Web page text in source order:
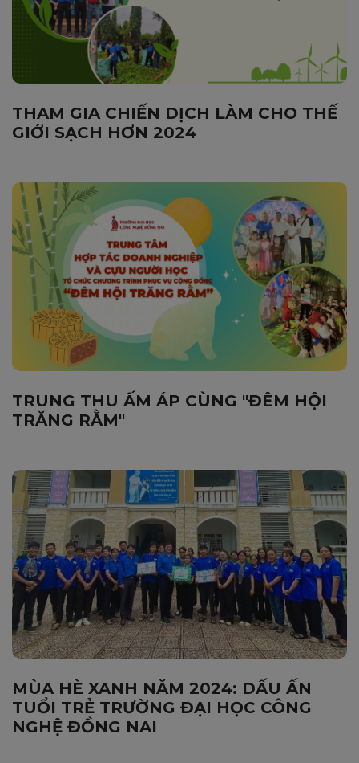
THAM GIA CHIẾN DỊCH LÀM CHO THẾ
GIỚI SẠCH HƠN 2024
TRUNG THU ẤM ÁP CÙNG "ĐÊM HỘI
TRĂNG RẰM"
MÙA HÈ XANH NĂM 2024: DẤU ẤN
TUỔI TRẺ TRƯỜNG ĐẠI HỌC CÔNG
NGHỆ ĐỒNG NAI